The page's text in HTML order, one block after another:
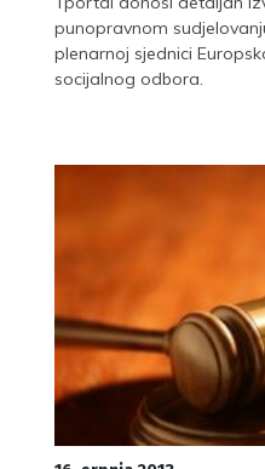
punopravnom
plenarnoj sjednici
socijalnog odbora.